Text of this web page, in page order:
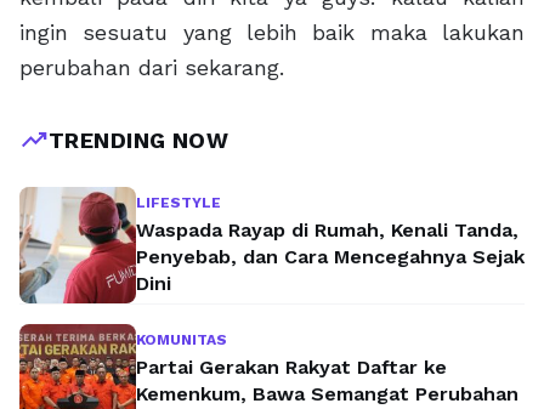
ingin sesuatu yang lebih baik maka lakukan
perubahan dari sekarang.
trending_upTRENDING NOW
LIFESTYLE
Waspada Rayap di Rumah, Kenali Tanda,
Penyebab, dan Cara Mencegahnya Sejak
Dini
KOMUNITAS
Partai Gerakan Rakyat Daftar ke
Kemenkum, Bawa Semangat Perubahan